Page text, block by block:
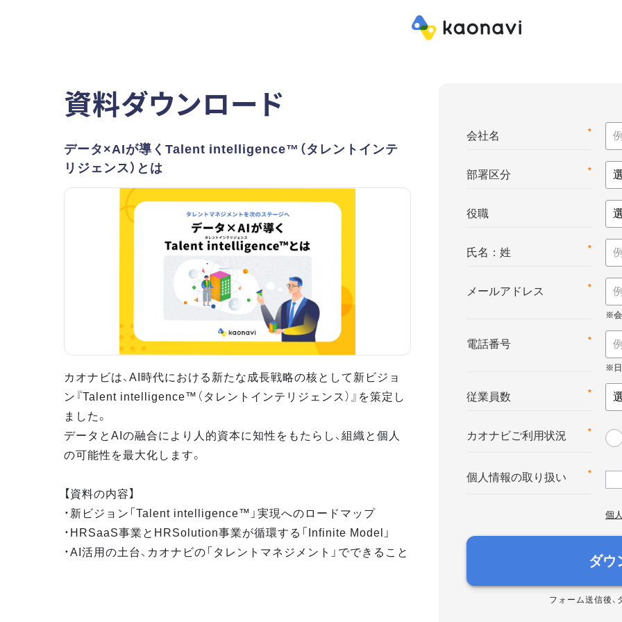
資料ダウンロード
データ×AIが導くTalent intelligence™（タレントインテ
リジェンス）とは
カオナビは、AI時代における新たな成長戦略の核として新ビジョ
ン『Talent intelligence™（タレントインテリジェンス）』を策定し
ました。
データとAIの融合により人的資本に知性をもたらし、組織と個人
の可能性を最大化します。
【資料の内容】
・新ビジョン「Talent intelligence™」実現へのロードマップ
・HRSaaS事業とHRSolution事業が循環する「Infinite Model」
・AI活用の土台、カオナビの「タレントマネジメント」でできること
*
会社名
*
部署区分
役職
*
氏名：姓
*
メールアドレス
*
電話番号
*
従業員数
*
カオナビご利用状況
*
個人情報の取り扱い
個
ダウ
フォーム送信後